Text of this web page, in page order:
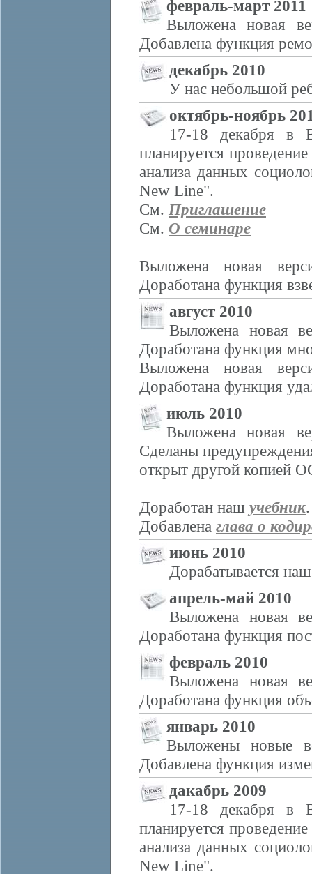
февраль-март 2011
Выложена новая
Добавлена функция
декабрь 2010
У нас небольшой
октябрь-ноябрь
17-18 декабря
планируется
анализа данных
New Line".
См. Приглашение
См. О семинаре
Выложена новая
Доработана функция
август 2010
Выложена новая
Доработана функция
Выложена новая
Доработана функция
июль 2010
Выложена новая
Сделаны
открыт другой копией
Доработан наш учебник.
Добавлена глава о
июнь 2010
Дорабатывается
апрель-май 2010
Выложена новая
Доработана функция
февраль 2010
Выложена новая
Доработана функция
январь 2010
Выложены новые
Добавлена функция
дакабрь 2009
17-18 декабря
планируется
анализа данных
New Line".